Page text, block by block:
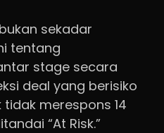
sekadar
tentang
stage secara
deal yang berisiko
merespons 14
“At Risk.”